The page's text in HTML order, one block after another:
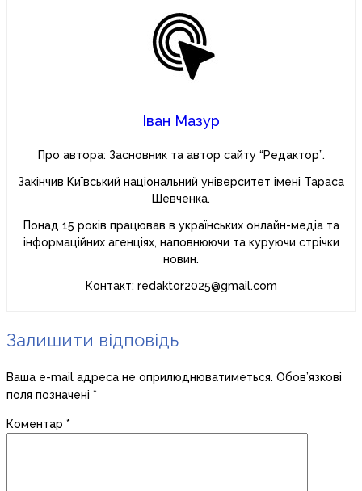
Іван Мазур
Про автора: Засновник та автор сайту “Редактор”.
Закінчив Київський національний університет імені Тараса
Шевченка.
Понад 15 років працював в українських онлайн-медіа та
інформаційних агенціях, наповнюючи та куруючи стрічки
новин.
Контакт: redaktor2025@gmail.com
Залишити відповідь
Ваша e-mail адреса не оприлюднюватиметься. Обов’язкові
поля позначені *
Коментар *